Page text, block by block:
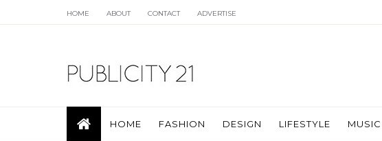
HOME ABOUT CONTACT ADVERTISE
HOME FASHION DESIGN LIFESTYLE MUSIC